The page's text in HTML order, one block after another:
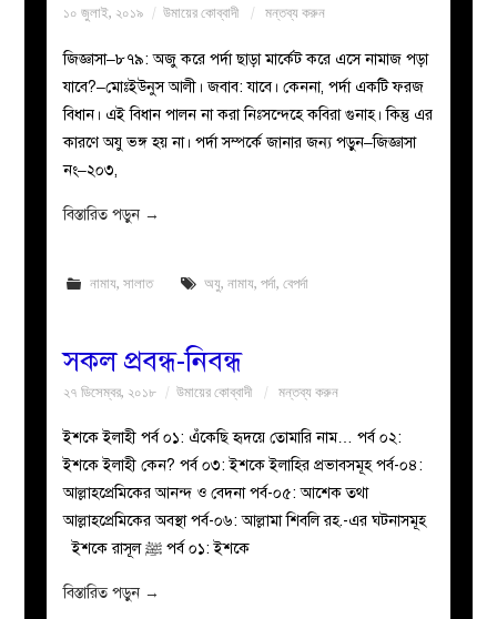
১০ জুলাই, ২০১৯ উমায়ের কোব্বাদী মন্তব্য করুন
জিজ্ঞাসা–৮৭৯: অজু করে পর্দা ছাড়া মার্কেট করে এসে নামাজ পড়া
যাবে?–মোঃইউনুস আলী। জবাব: যাবে। কেননা, পর্দা একটি ফরজ
বিধান। এই বিধান পালন না করা নিঃসন্দেহে কবিরা গুনাহ। কিন্তু এর
কারণে অযু ভঙ্গ হয় না। পর্দা সম্পর্কে জানার জন্য পড়ুন–জিজ্ঞাসা
নং–২০৩,
বিস্তারিত পড়ুন →
নামায, সালাত অযু, নামায, পর্দা, বেপর্দা
সকল প্রবন্ধ-নিবন্ধ
২৭ ডিসেম্বর, ২০১৮ উমায়ের কোব্বাদী মন্তব্য করুন
ইশকে ইলাহী পর্ব ০১: এঁকেছি হৃদয়ে তোমারি নাম… পর্ব ০২:
ইশকে ইলাহী কেন? পর্ব ০৩: ইশকে ইলাহির প্রভাবসমূহ পর্ব-০৪:
আল্লাহপ্রেমিকের আনন্দ ও বেদনা পর্ব-০৫: আশেক তথা
আল্লাহপ্রেমিকের অবস্থা পর্ব-০৬: আল্লামা শিবলি রহ.-এর ঘটনাসমূহ
ইশকে রাসূল ﷺ পর্ব ০১: ইশকে
বিস্তারিত পড়ুন →